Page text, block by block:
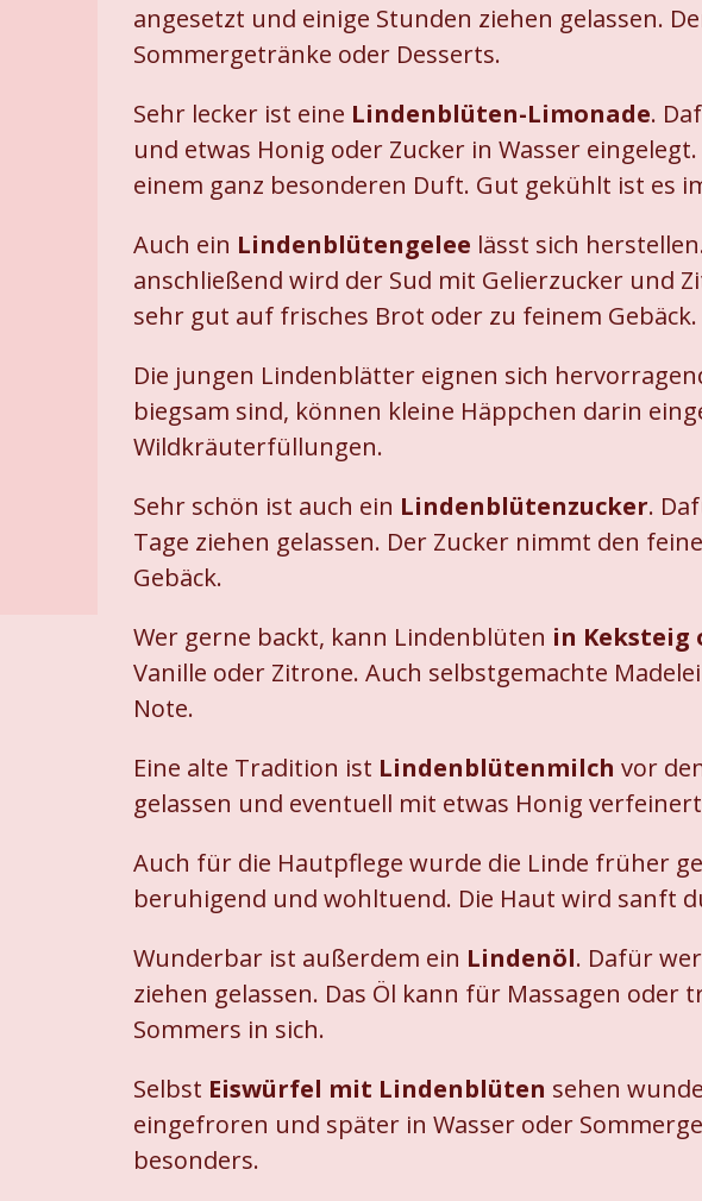
angesetzt und einige Stunden ziehen gelassen.
Sommergetränke oder Desserts.
Sehr lecker ist eine Lindenblüten-Limonade.
und etwas Honig oder Zucker in Wasser
einem ganz besonderen Duft. Gut gekühlt ist es
Auch ein Lindenblütengelee lässt sich
anschließend wird der Sud mit Gelierzucker und
sehr gut auf frisches Brot oder zu feinem Gebäck.
Die jungen Lindenblätter eignen sich
biegsam sind, können kleine Häppchen darin
Wildkräuterfüllungen.
Sehr schön ist auch ein Lindenblütenzucker.
Tage ziehen gelassen. Der Zucker nimmt den
Gebäck.
Wer gerne backt, kann Lindenblüten in Keksteig
Vanille oder Zitrone. Auch selbstgemachte
Note.
Eine alte Tradition ist Lindenblütenmilch vor
gelassen und eventuell mit etwas Honig
Auch für die Hautpflege wurde die Linde früher
beruhigend und wohltuend. Die Haut wird sanft
Wunderbar ist außerdem ein Lindenöl. Dafür
ziehen gelassen. Das Öl kann für Massagen
Sommers in sich.
Selbst Eiswürfel mit Lindenblüten sehen
eingefroren und später in Wasser oder
besonders.